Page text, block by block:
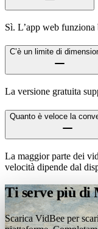
Sì. L’app web
C’è un limite di
La versione gratuita
Quanto è veloce la
La maggior parte dei
velocità dipende dal
Ti serve più di
Scarica VidBee per